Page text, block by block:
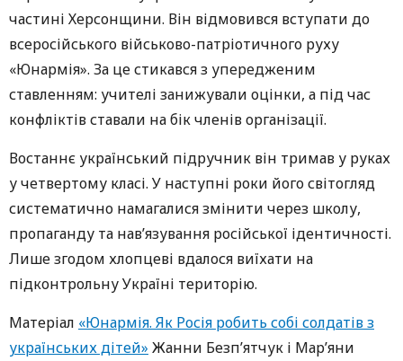
частині Херсонщини. Він відмовився вступати до
всеросійського військово-патріотичного руху
«Юнармія». За це стикався з упередженим
ставленням: учителі занижували оцінки, а під час
конфліктів ставали на бік членів організації.
Востаннє український підручник він тримав у руках
у четвертому класі. У наступні роки його світогляд
систематично намагалися змінити через школу,
пропаганду та нав’язування російської ідентичності.
Лише згодом хлопцеві вдалося виїхати на
підконтрольну Україні територію.
Матеріал «Юнармія. Як Росія робить собі солдатів з
українських дітей» Жанни Безп’ятчук і Мар’яни